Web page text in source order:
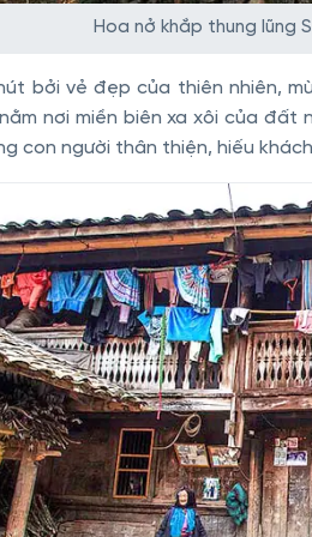
Hoa nở khắp thung lũng
bởi vẻ đẹp của thiên nhiên,
nơi miền biên xa xôi của
con người thân thiện, hiếu